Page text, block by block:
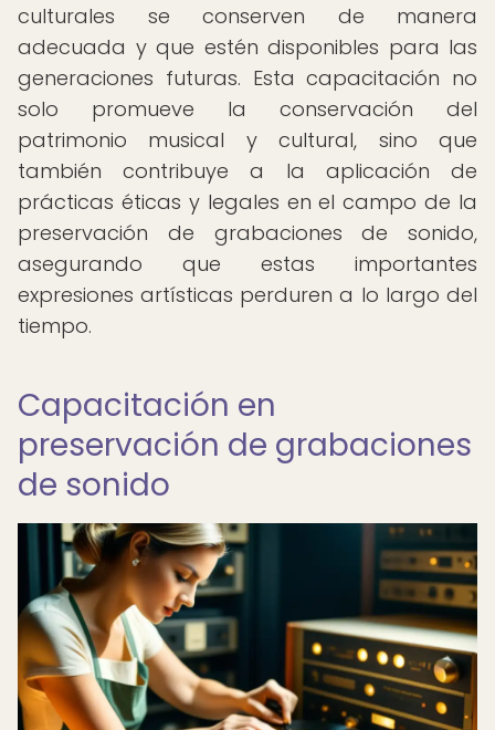
culturales se conserven de manera
adecuada y que estén disponibles para las
generaciones futuras. Esta capacitación no
solo promueve la conservación del
patrimonio musical y cultural, sino que
también contribuye a la aplicación de
prácticas éticas y legales en el campo de la
preservación de grabaciones de sonido,
asegurando que estas importantes
expresiones artísticas perduren a lo largo del
tiempo.
Capacitación en
preservación de grabaciones
de sonido